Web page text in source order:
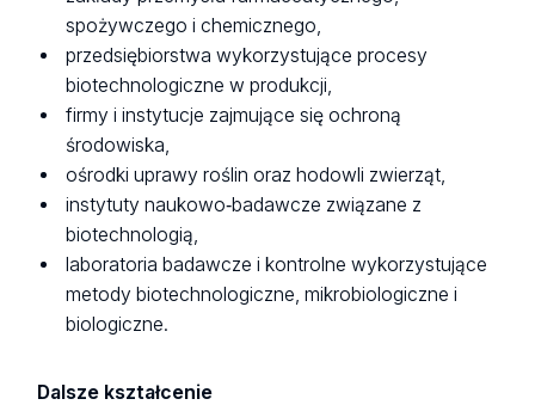
spożywczego i chemicznego,
przedsiębiorstwa wykorzystujące procesy
biotechnologiczne w produkcji,
firmy i instytucje zajmujące się ochroną
środowiska,
ośrodki uprawy roślin oraz hodowli zwierząt,
instytuty naukowo‑badawcze związane z
biotechnologią,
laboratoria badawcze i kontrolne wykorzystujące
metody biotechnologiczne, mikrobiologiczne i
biologiczne.
Dalsze kształcenie